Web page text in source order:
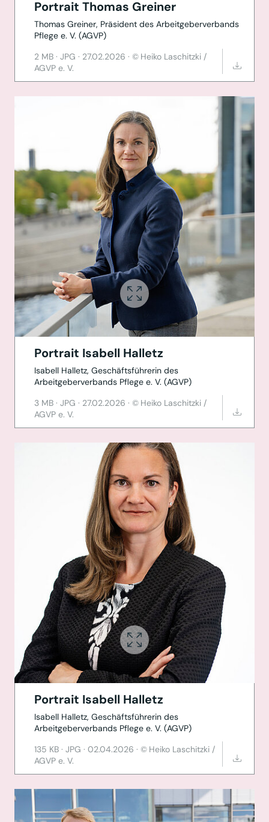
Portrait Thomas Greiner
Thomas Greiner, Präsident des Arbeitgeberverbands
Pflege e. V. (AGVP)
2 MB · JPG · 27.02.2026 ·
Heiko Laschitzki /
AGVP e. V.
Portrait Isabell Halletz
Isabell Halletz, Geschäftsführerin des
Arbeitgeberverbands Pflege e. V. (AGVP)
3 MB · JPG · 27.02.2026 ·
Heiko Laschitzki /
AGVP e. V.
Portrait Isabell Halletz
Isabell Halletz, Geschäftsführerin des
Arbeitgeberverbands Pflege e. V. (AGVP)
135 KB · JPG · 02.04.2026 ·
Heiko Laschitzki /
AGVP e. V.